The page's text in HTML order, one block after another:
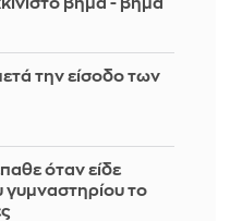
βήμα - βήμα
την είσοδο των
όταν είδε
γυμναστηρίου το